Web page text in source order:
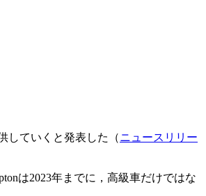
していくと発表した（ニュースリリー
は2023年までに，高級車だけではな